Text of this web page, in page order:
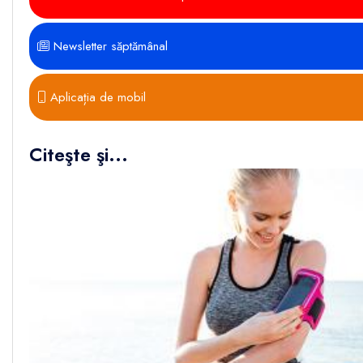
Newsletter săptămânal
Aplicația de mobil
Citeşte şi...